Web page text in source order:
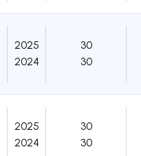
2025
2024
30
30
2025
2024
30
30